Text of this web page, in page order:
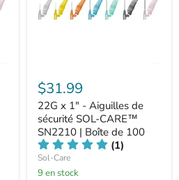
$31.99
22G x 1" - Aiguilles de
sécurité SOL-CARE™
SN2210 | Boîte de 100
(1)
Sol-Care
9 en stock